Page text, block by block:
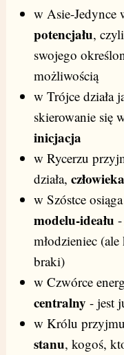
w Asie-Jedynce
potencjału,
swojego
możliwością
w Trójce działa
skierowanie się
inicjacja
w Rycerzu
działa,
w Szóstce
modelu-ideału
młodzieniec
braki)
w Czwórce
centralny - jest
w Królu
stanu, kogoś,